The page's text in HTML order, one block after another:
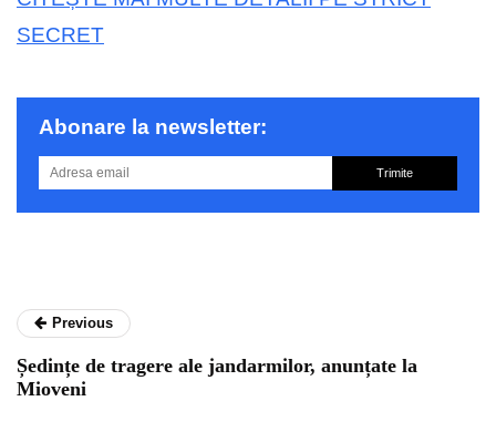
SECRET
Abonare la newsletter:
Trimite
Previous
Ședințe de tragere ale jandarmilor, anunțate la
Mioveni